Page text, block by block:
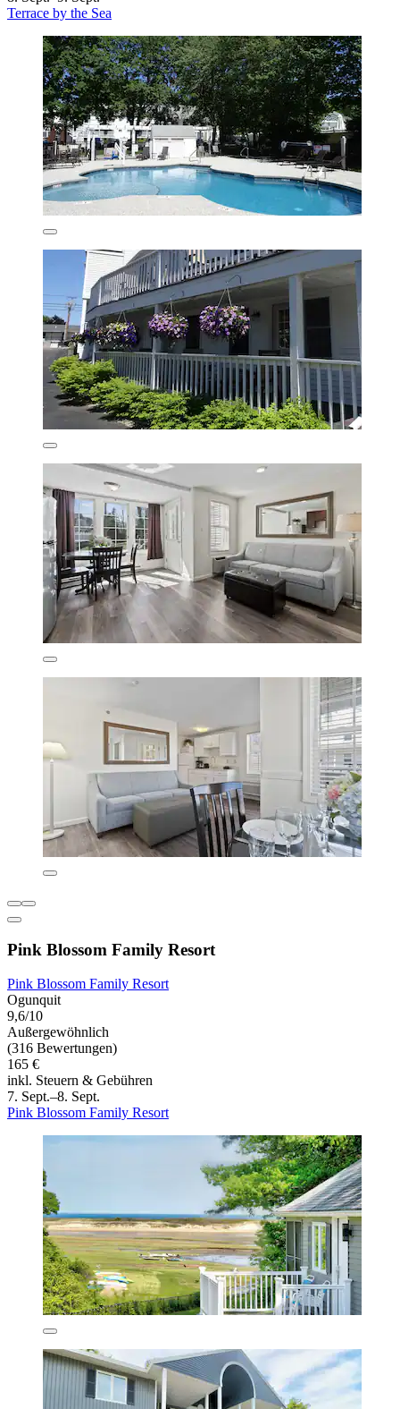
Terrace by the Sea
Pink Blossom Family Resort
Pink Blossom Family Resort
Ogunquit
9,6/10
Außergewöhnlich
(316 Bewertungen)
165 €
inkl. Steuern & Gebühren
7. Sept.–8. Sept.
Pink Blossom Family Resort